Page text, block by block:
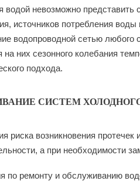
водой невозможно
источников потребления воды
водопроводной сетью любого
на них сезонного колебания
подхода.
СИСТЕМ
риска возникновения
а при необходимости
по ремонту и обслуживанию